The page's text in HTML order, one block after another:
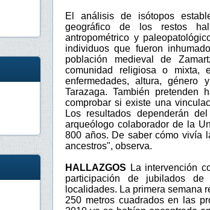
El análisis de isótopos
geográfico de los restos
antropométrico y
individuos que fueron
población medieval de
comunidad religiosa o mixta,
enfermedades, altura,
Tarazaga. También pretenden
comprobar si existe una
Los resultados dependerán
arqueólogo colaborador de la
800 años. De saber cómo vivía
ancestros", observa.
HALLAZGOS La intervención
participación de jubilados
localidades. La primera semana
250 metros cuadrados en las